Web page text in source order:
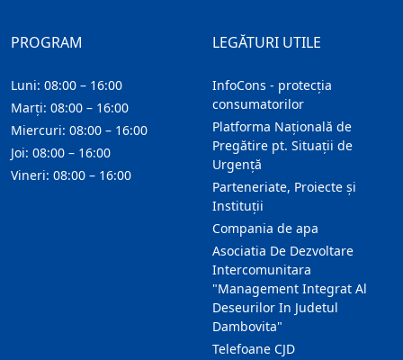
LEGĂTURI UTILE
InfoCons - protecția
consumatorilor
Platforma Națională de
Pregătire pt. Situații de
Urgență
Parteneriate, Proiecte și
Instituții
Compania de apa
Asociatia De Dezvoltare
Intercomunitara
"Management Integrat Al
Deseurilor In Judetul
Dambovita"
Telefoane CJD
PROGRAM
Luni: 08:00 – 16:00
Marți: 08:00 – 16:00
Miercuri: 08:00 – 16:00
Joi: 08:00 – 16:00
Vineri: 08:00 – 16:00